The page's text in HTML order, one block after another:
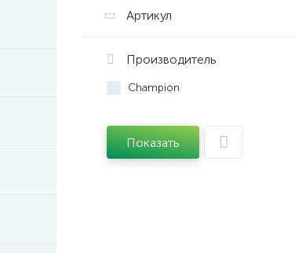
Артикул
Производитель
Champion
Показать